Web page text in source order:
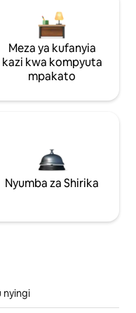
Meza ya kufanyia
kazi kwa kompyuta
mpakato
Nyumba za Shirika
nyingi